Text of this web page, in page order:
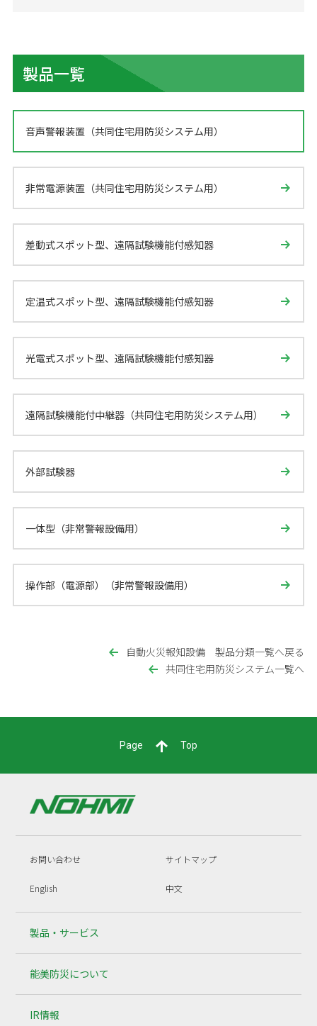
製品一覧
音声警報装置（共同住宅用防災システム用）
非常電源装置（共同住宅用防災システム用）
差動式スポット型、遠隔試験機能付感知器
定温式スポット型、遠隔試験機能付感知器
光電式スポット型、遠隔試験機能付感知器
遠隔試験機能付中継器（共同住宅用防災システム用）
外部試験器
一体型（非常警報設備用）
操作部（電源部）（非常警報設備用）
自動火災報知設備 製品分類一覧へ戻る
共同住宅用防災システム一覧へ
Page Top
お問い合わせ サイトマップ
English 中文
製品・サービス
能美防災について
IR情報